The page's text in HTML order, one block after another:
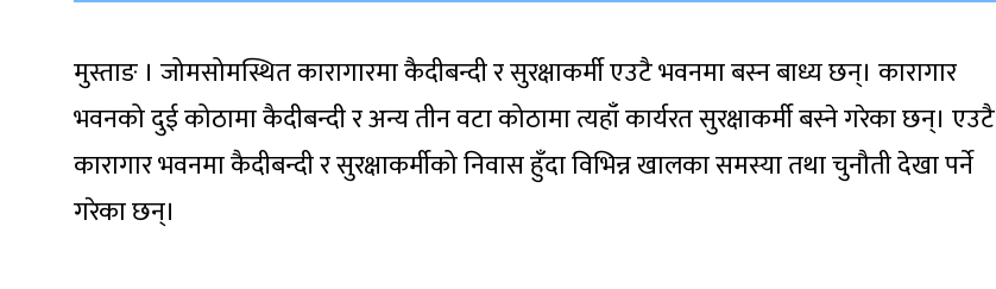
मुस्ताङ । जोमसोमस्थित कारागारमा कैदीबन्दी र सुरक्षाकर्मी एउटै भवनमा बस्न बाध्य छन्। कारागार
भवनको दुई कोठामा कैदीबन्दी र अन्य तीन वटा कोठामा त्यहाँ कार्यरत सुरक्षाकर्मी बस्ने गरेका छन्। एउटै
कारागार भवनमा कैदीबन्दी र सुरक्षाकर्मीको निवास हुँदा विभिन्न खालका समस्या तथा चुनौती देखा पर्ने
गरेका छन्।